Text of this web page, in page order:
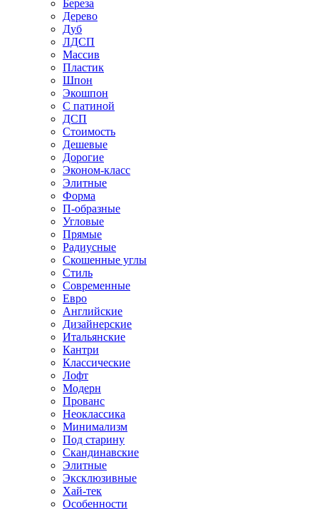
Береза
Дерево
Дуб
ЛДСП
Массив
Пластик
Шпон
Экошпон
С патиной
ДСП
Стоимость
Дешевые
Дорогие
Эконом-класс
Элитные
Форма
П-образные
Угловые
Прямые
Радиусные
Скошенные углы
Стиль
Современные
Евро
Английские
Дизайнерские
Итальянские
Кантри
Классические
Лофт
Модерн
Прованс
Неоклассика
Минимализм
Под старину
Скандинавские
Элитные
Эксклюзивные
Хай-тек
Особенности